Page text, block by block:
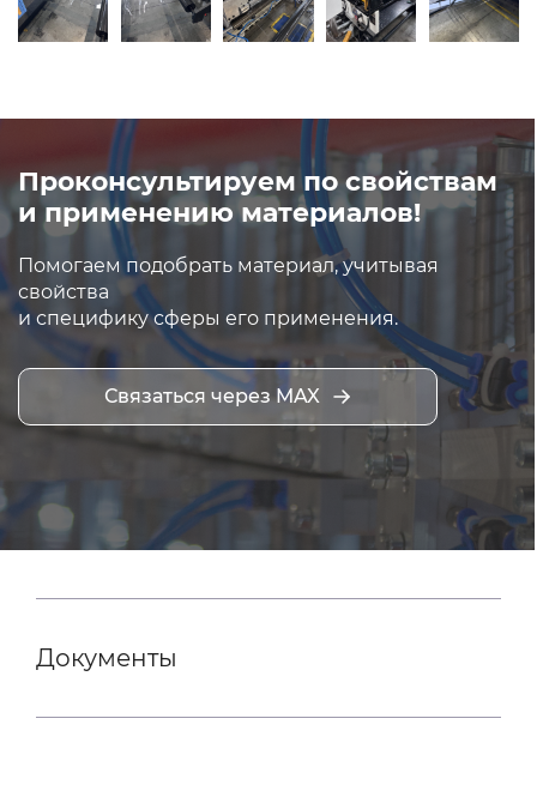
Проконсультируем по свойствам
и применению материалов!
Помогаем подобрать материал, учитывая
свойства
и специфику сферы его применения.
Связаться через MAX
Документы